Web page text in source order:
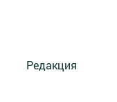
Редакция